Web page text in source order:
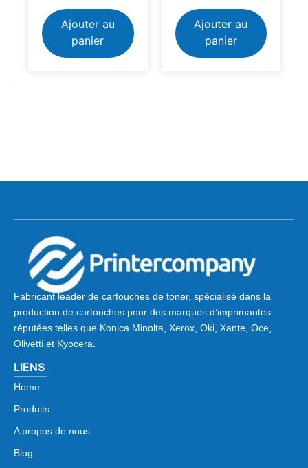
Ajouter au
panier
Ajouter au
panier
Fabricant leader de cartouches de toner, spécialisé dans la
production de cartouches pour des marques d’imprimantes
réputées telles que Konica Minolta, Xerox, Oki, Xante, Oce,
Olivetti et Kyocera.
LIENS
Home
Produits
A propos de nous
Blog